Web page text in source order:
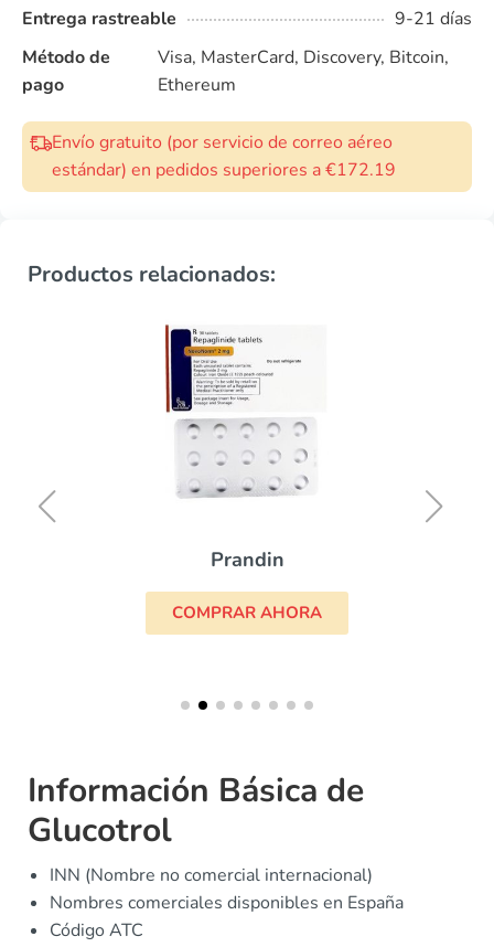
Entrega rastreable
9-21 días
Método de
pago
Visa, MasterCard, Discovery, Bitcoin,
Ethereum
Envío gratuito (por servicio de correo aéreo
estándar) en pedidos superiores a €172.19
Productos relacionados:
Prandin
COMPRAR AHORA
Información Básica de
Glucotrol
INN (Nombre no comercial internacional)
Nombres comerciales disponibles en España
Código ATC